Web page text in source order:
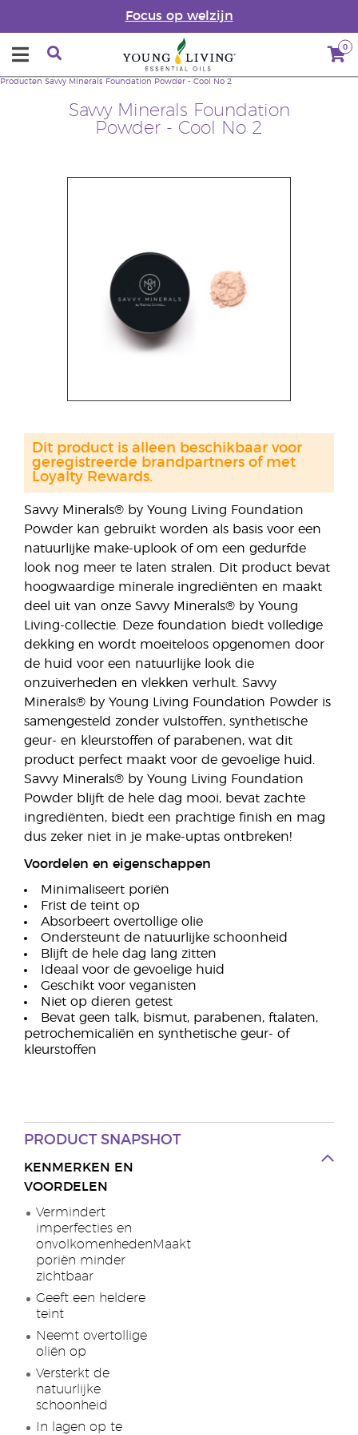
Focus op welzijn
0
Savvy Minerals Foundation
Powder - Cool No 2
Producten Savvy Minerals Foundation Powder - Cool No 2
Savvy Minerals® by Young Living Foundation
Powder kan gebruikt worden als basis voor een
natuurlijke make-uplook of om een gedurfde
look nog meer te laten stralen. Dit product bevat
hoogwaardige minerale ingrediënten en maakt
deel uit van onze Savvy Minerals® by Young
Living-collectie. Deze foundation biedt volledige
dekking en wordt moeiteloos opgenomen door
de huid voor een natuurlijke look die
onzuiverheden en vlekken verhult. Savvy
Minerals® by Young Living Foundation Powder is
samengesteld zonder vulstoffen, synthetische
geur- en kleurstoffen of parabenen, wat dit
product perfect maakt voor de gevoelige huid.
Savvy Minerals® by Young Living Foundation
Powder blijft de hele dag mooi, bevat zachte
ingrediënten, biedt een prachtige finish en mag
dus zeker niet in je make-uptas ontbreken!
Voordelen en eigenschappen
Minimaliseert poriën
Frist de teint op
Absorbeert overtollige olie
Ondersteunt de natuurlijke schoonheid
Blijft de hele dag lang zitten
Ideaal voor de gevoelige huid
Geschikt voor veganisten
Niet op dieren getest
Bevat geen talk, bismut, parabenen, ftalaten,
petrochemicaliën en synthetische geur- of
kleurstoffen
Dit product is alleen beschikbaar voor
geregistreerde brandpartners of met
Loyalty Rewards.
PRODUCT SNAPSHOT
KENMERKEN EN
VOORDELEN
Vermindert
imperfecties en
onvolkomenhedenMaakt
poriën minder
zichtbaar
Geeft een heldere
teint
Neemt overtollige
oliën op
Versterkt de
natuurlijke
schoonheid
In lagen op te